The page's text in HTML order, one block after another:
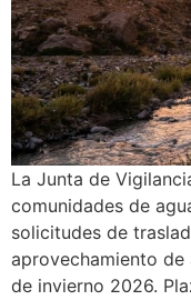
La Junta de
comunidades de
solicitudes de
aprovechamiento
de invierno 2026.